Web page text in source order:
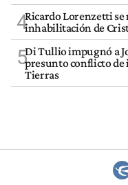
4Ricardo Lorenzetti se
inhabilitación de
5Di Tullio impugnó a
presunto conflicto de
Tierras